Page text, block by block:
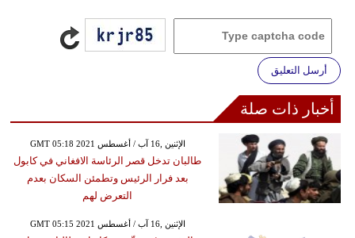
أرسل التعليق
أخبار ذات صلة
GMT 05:18 2021 الإثنين ,16 آب / أغسطس
طالبان تدخل قصر الرئاسة الافغاني في كابول
بعد فرار الرئيس وتطمئن السكان بعدم
التعرض لهم
GMT 05:15 2021 الإثنين ,16 آب / أغسطس